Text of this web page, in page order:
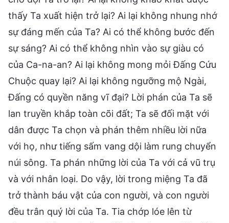
thấy Ta xuất hiện trở lại? Ai lại không nhung nhớ
sự đáng mến của Ta? Ai có thể không bước đến
sự sáng? Ai có thể không nhìn vào sự giàu có
của Ca-na-an? Ai lại không mong mỏi Đấng Cứu
Chuộc quay lại? Ai lại không ngưỡng mộ Ngài,
Đấng có quyền năng vĩ đại? Lời phán của Ta sẽ
lan truyền khắp toàn cõi đất; Ta sẽ đối mặt với
dân được Ta chọn và phán thêm nhiều lời nữa
với họ, như tiếng sấm vang dội làm rung chuyển
núi sông. Ta phán những lời của Ta với cả vũ trụ
và với nhân loại. Do vậy, lời trong miệng Ta đã
trở thành báu vật của con người, và con người
đều trân quý lời của Ta. Tia chớp lóe lên từ